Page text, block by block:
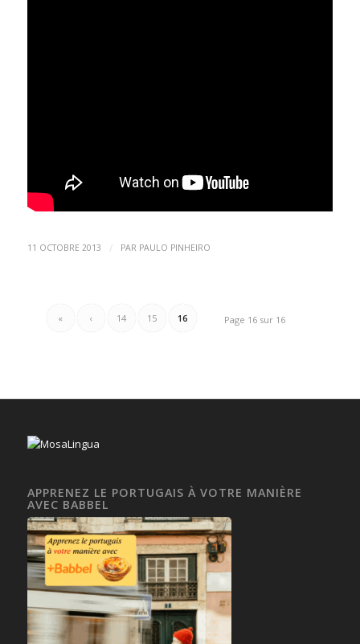
11 OCTOBRE 2013 / PAR PAULO PINHEIRO
Page 16 sur 16
« ‹ 14 15 16
APPRENEZ LE PORTUGAIS À VOTRE MANIÈRE
AVEC BABBEL